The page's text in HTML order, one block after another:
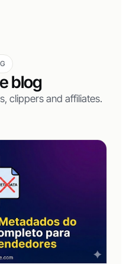
blog
clippers and affiliates.